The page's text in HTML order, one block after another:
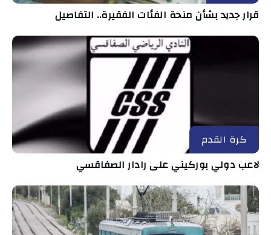
قرار جديد بشأن منحة الفئات الفقيرة.. التفاصيل
كرة القدم
لاعب دولي بوركيني على رادار الصفاقسي